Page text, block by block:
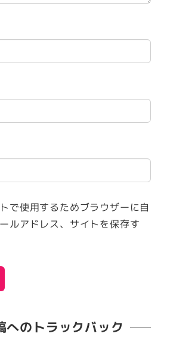
で使用するためブラウザーに自
ルアドレス、サイトを保存す
へのトラックバック